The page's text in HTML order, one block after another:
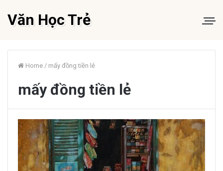
Văn Học Trẻ
Home / mấy đồng tiền lẻ
mấy đồng tiền lẻ